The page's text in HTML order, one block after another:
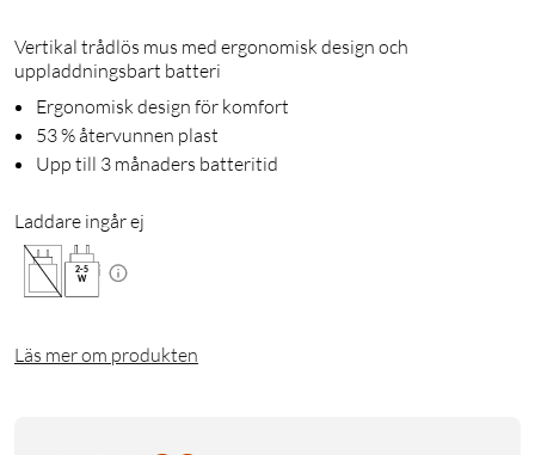
Vertikal trådlös mus med ergonomisk design och
uppladdningsbart batteri
Ergonomisk design för komfort
53 % återvunnen plast
Upp till 3 månaders batteritid
Laddare ingår ej
2-5
W
Läs mer om produkten